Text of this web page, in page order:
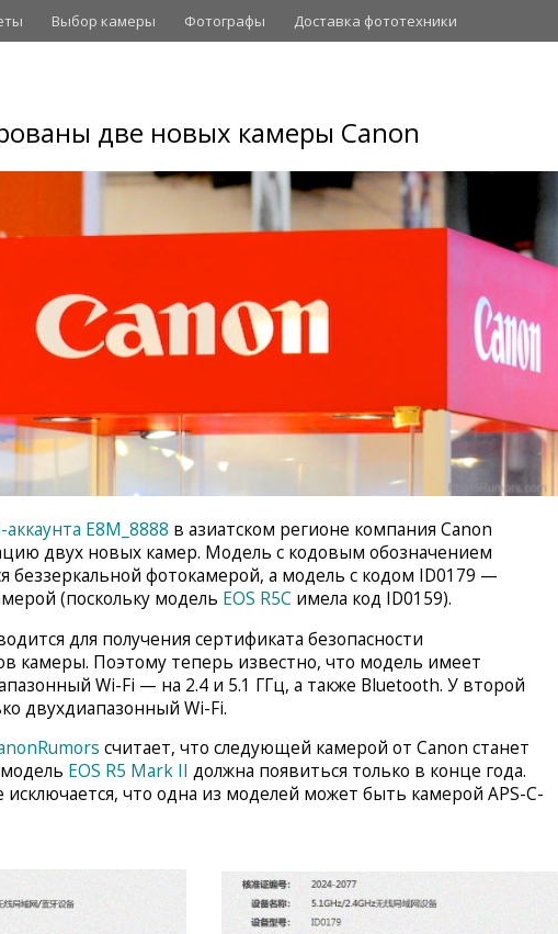
Выбор камеры Фотографы Доставка фототехники
две новых камеры Canon
E8M_8888 в азиатском регионе компания Canon
двух новых камер. Модель с кодовым обозначением
беззеркальной фотокамерой, а модель с кодом ID0179 —
(поскольку модель EOS R5C имела код ID0159).
для получения сертификата безопасности
камеры. Поэтому теперь известно, что модель имеет
Wi-Fi — на 2.4 и 5.1 ГГц, а также Bluetooth. У второй
двухдиапазонный Wi-Fi.
считает, что следующей камерой от Canon станет
EOS R5 Mark II должна появиться только в конце года.
что одна из моделей может быть камерой APS-C-